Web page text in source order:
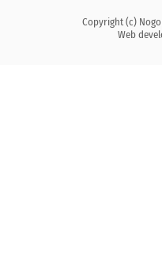
Copyright (c)
Web